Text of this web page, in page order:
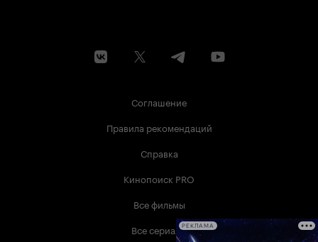
Соглашение
Правила рекомендаций
Справка
Кинопоиск PRO
Все фильмы
Все сериалыРЕКЛАМА